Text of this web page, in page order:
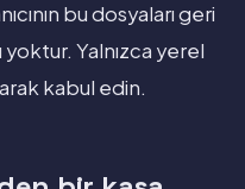
bu dosyaları geri
Yalnızca yerel
kabul edin.